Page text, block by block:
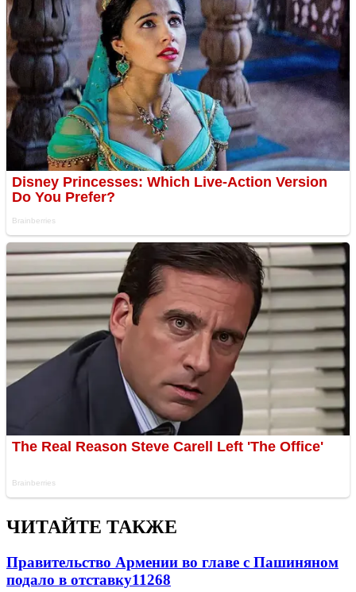
ЧИТАЙТЕ ТАКЖЕ
Правительство Армении во главе с Пашиняном
подало в отставку11268